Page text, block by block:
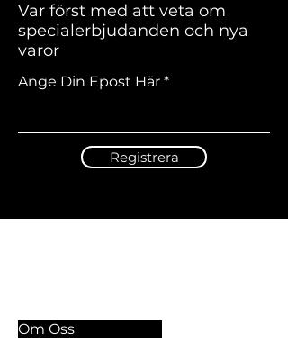
Var först med att veta om
specialerbjudanden och nya
varor
Ange Din Epost Här
Registrera
Om Oss